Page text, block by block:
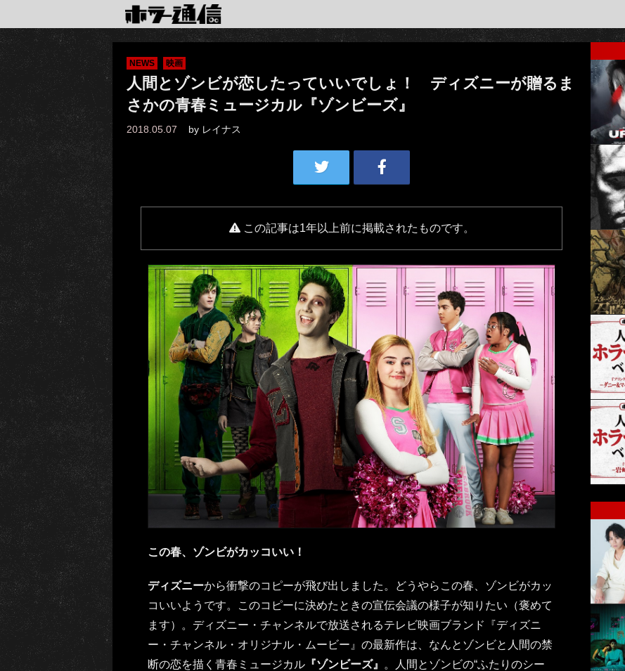
NEWS 映画
人間とゾンビが恋したっていいでしょ！ ディズニーが贈るま
さかの青春ミュージカル『ゾンビーズ』
2018.05.07 by レイナス
この記事は1年以上前に掲載されたものです。
この春、ゾンビがカッコいい！
ディズニーから衝撃のコピーが飛び出しました。どうやらこの春、ゾンビがカッ
コいいようです。このコピーに決めたときの宣伝会議の様子が知りたい（褒めて
ます）。ディズニー・チャンネルで放送されるテレビ映画ブランド『ディズニ
ー・チャンネル・オリジナル・ムービー』の最新作は、なんとゾンビと人間の禁
断の恋を描く青春ミュージカル 『ゾンビーズ』 。人間とゾンビの“ふたりのシー